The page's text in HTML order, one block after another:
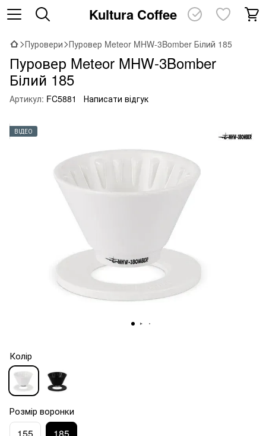
Kultura Coffee
Пуровери Пуровер Meteor MHW-3Bomber Білий 185
Пуровер Meteor MHW-3Bomber
Білий 185
Артикул: FC5881 Написати відгук
ВІДЕО
Колір
Розмір воронки
155 185